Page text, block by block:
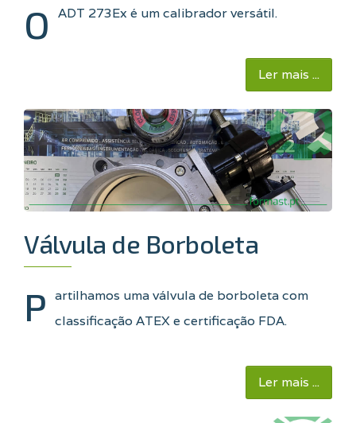
O ADT 273Ex é um calibrador versátil.
Ler mais ...
Válvula de Borboleta
P artilhamos uma válvula de borboleta com
classificação ATEX e certificação FDA.
Ler mais ...